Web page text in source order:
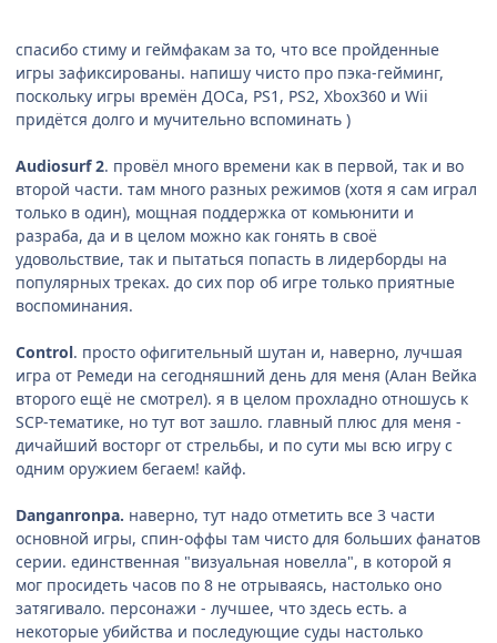
спасибо стиму и геймфакам за то, что все пройденные
игры зафиксированы. напишу чисто про пэка-гейминг,
поскольку игры времён ДОСа, PS1, PS2, Xbox360 и Wii
придётся долго и мучительно вспоминать )
Audiosurf 2. провёл много времени как в первой, так и во
второй части. там много разных режимов (хотя я сам играл
только в один), мощная поддержка от комьюнити и
разраба, да и в целом можно как гонять в своё
удовольствие, так и пытаться попасть в лидерборды на
популярных треках. до сих пор об игре только приятные
воспоминания.
Control. просто офигительный шутан и, наверно, лучшая
игра от Ремеди на сегодняшний день для меня (Алан Вейка
второго ещё не смотрел). я в целом прохладно отношусь к
SCP-тематике, но тут вот зашло. главный плюс для меня -
дичайший восторг от стрельбы, и по сути мы всю игру с
одним оружием бегаем! кайф.
Danganronpa. наверно, тут надо отметить все 3 части
основной игры, спин-оффы там чисто для больших фанатов
серии. единственная "визуальная новелла", в которой я
мог просидеть часов по 8 не отрываясь, настолько оно
затягивало. персонажи - лучшее, что здесь есть. а
некоторые убийства и последующие суды настолько